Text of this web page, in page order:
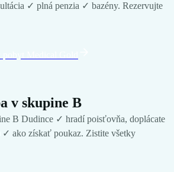
✓ plná penzia ✓ bazény. Rezervujte
v skupine B
B Dudince ✓ hradí poisťovňa, doplácate
✓ ako získať poukaz. Zistite všetky